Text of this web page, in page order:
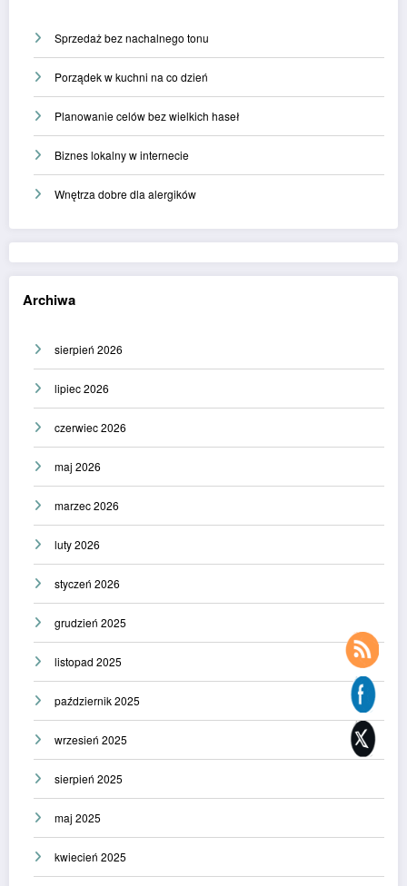
Sprzedaż bez nachalnego tonu
Porządek w kuchni na co dzień
Planowanie celów bez wielkich haseł
Biznes lokalny w internecie
Wnętrza dobre dla alergików
Archiwa
sierpień 2026
lipiec 2026
czerwiec 2026
maj 2026
marzec 2026
luty 2026
styczeń 2026
grudzień 2025
listopad 2025
październik 2025
wrzesień 2025
sierpień 2025
maj 2025
kwiecień 2025